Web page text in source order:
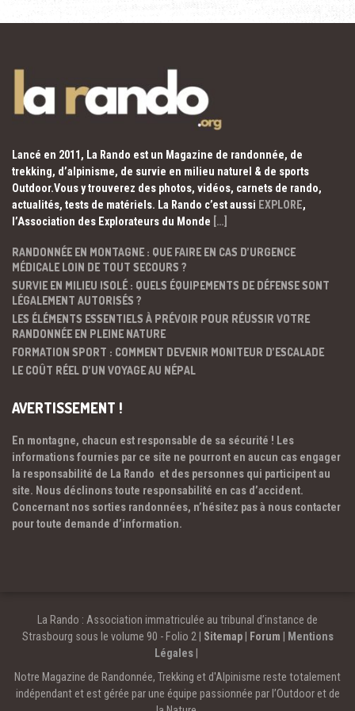
Lancé en 2011, La Rando est un Magazine de randonnée, de
trekking, d’alpinisme, de survie en milieu naturel & de sports
Outdoor.Vous y trouverez des photos, vidéos, carnets de rando,
actualités, tests de matériels. La Rando c’est aussi EXPLORE,
l’Association des Explorateurs du Monde […]
RANDONNÉE EN MONTAGNE : QUE FAIRE EN CAS D’URGENCE
MÉDICALE LOIN DE TOUT SECOURS ?
SURVIE EN MILIEU ISOLÉ : QUELS ÉQUIPEMENTS DE DÉFENSE SONT
LÉGALEMENT AUTORISÉS ?
LES ÉLÉMENTS ESSENTIELS À PRÉVOIR POUR RÉUSSIR VOTRE
RANDONNÉE EN PLEINE NATURE
FORMATION SPORT : COMMENT DEVENIR MONITEUR D’ESCALADE
LE COÛT RÉEL D’UN VOYAGE AU NÉPAL
AVERTISSEMENT !
En montagne, chacun est responsable de sa sécurité ! Les
informations fournies par ce site ne pourront en aucun cas engager
la responsabilité de La Rando et des personnes qui participent au
site. Nous déclinons toute responsabilité en cas d’accident.
Concernant nos sorties randonnées, n’hésitez pas à nous contacter
pour toute demande d’information.
La Rando : Association immatriculée au tribunal d’instance de
Strasbourg sous le volume 90 - Folio 2 | Sitemap| Forum
Mentions
Légales
Notre Magazine de Randonnée, Trekking et d'Alpinisme reste totalement
indépendant et est gérée par une équipe passionnée par l’Outdoor et de